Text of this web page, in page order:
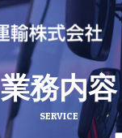
業務内容
SERVICE